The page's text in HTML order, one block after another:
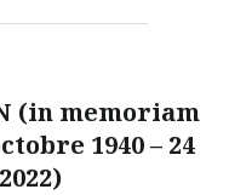
(in memoriam
1940 – 24